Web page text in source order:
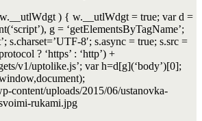
) { w.__utlWdgt = true; var d =
g = ‘getElementsByTagName’;
s.charset=’UTF-8′; s.async = true; s.src =
? ‘https’ : ‘http’) +
v1/uptolike.js’; var h=d[g](‘body’)[0];
content/uploads/2015/06/ustanovka-
rukami.jpg